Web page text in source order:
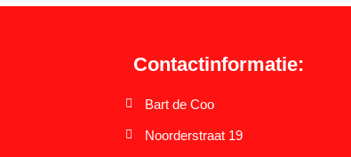
Contactinformatie:
Bart de Coo
Noorderstraat 19